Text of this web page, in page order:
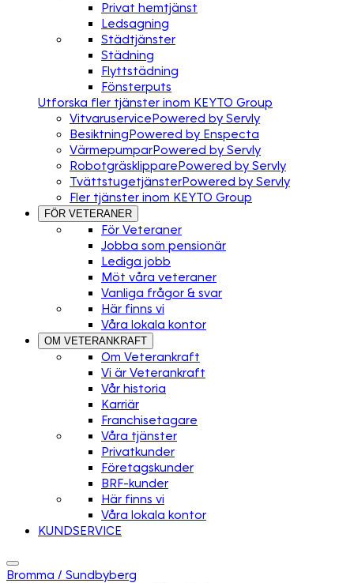
Privat hemtjänst
Ledsagning
Städtjänster
Städning
Flyttstädning
Fönsterputs
Utforska fler tjänster inom KEYTO Group
VitvaruservicePowered by Servly
BesiktningPowered by Enspecta
VärmepumparPowered by Servly
RobotgräsklipparePowered by Servly
TvättstugetjänsterPowered by Servly
Fler tjänster inom KEYTO Group
FÖR VETERANER
För Veteraner
Jobba som pensionär
Lediga jobb
Möt våra veteraner
Vanliga frågor & svar
Här finns vi
Våra lokala kontor
OM VETERANKRAFT
Om Veterankraft
Vi är Veterankraft
Vår historia
Karriär
Franchisetagare
Våra tjänster
Privatkunder
Företagskunder
BRF-kunder
Här finns vi
Våra lokala kontor
KUNDSERVICE
Bromma / Sundbyberg